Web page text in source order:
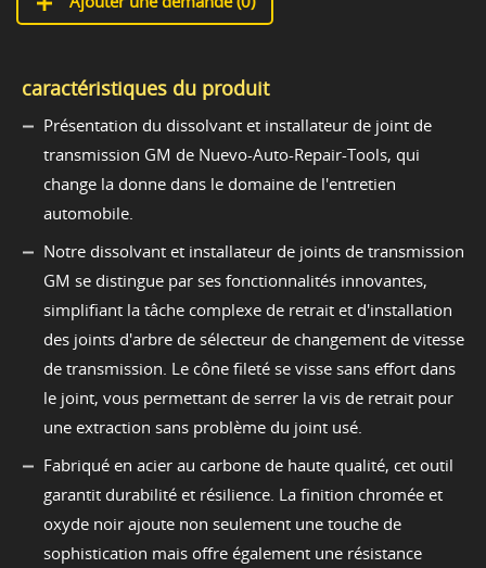
caractéristiques du produit
Présentation du dissolvant et installateur de joint de
transmission GM de Nuevo-Auto-Repair-Tools, qui
change la donne dans le domaine de l'entretien
automobile.
Notre dissolvant et installateur de joints de transmission
GM se distingue par ses fonctionnalités innovantes,
simplifiant la tâche complexe de retrait et d'installation
des joints d'arbre de sélecteur de changement de vitesse
de transmission. Le cône fileté se visse sans effort dans
le joint, vous permettant de serrer la vis de retrait pour
une extraction sans problème du joint usé.
Fabriqué en acier au carbone de haute qualité, cet outil
garantit durabilité et résilience. La finition chromée et
oxyde noir ajoute non seulement une touche de
sophistication mais offre également une résistance